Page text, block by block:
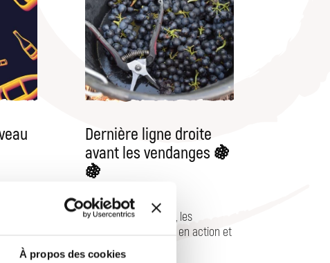
À propos des cookies
Dernière ligne droite
avant les vendanges 🍇
🍇
Dans quelques jours, les
sécateurs entreront en action et